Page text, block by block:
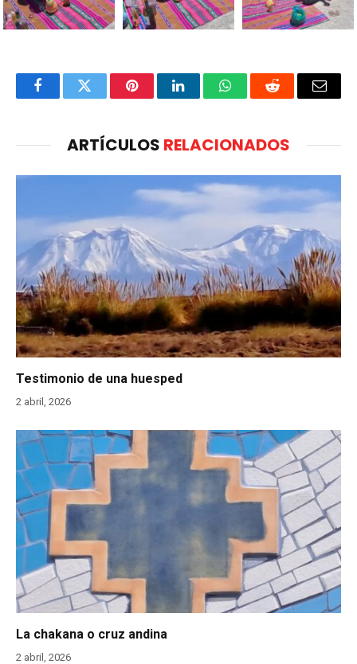
FacebookTwitter PinterestLinkedInWhatsAppReddit Email
ARTÍCULOS RELACIONADOS
Testimonio de una huesped
2 abril, 2026
La chakana o cruz andina
2 abril, 2026